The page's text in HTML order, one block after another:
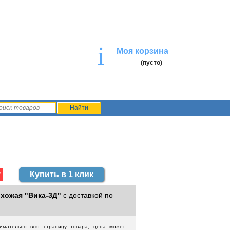
i Моя корзина
(пусто)
Купить в 1 клик
"Вика-3Д" с доставкой по
всю страницу товара, цена может